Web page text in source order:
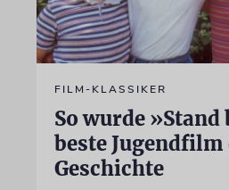
FILM-KLASSIKER
So wurde »Stand
beste Jugendfilm
Geschichte